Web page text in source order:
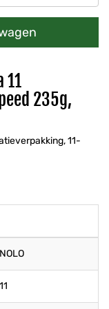
11
235g,
11-